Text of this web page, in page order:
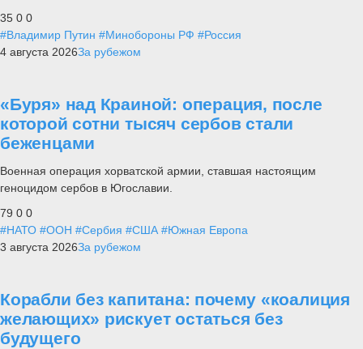
35 0 0
#Владимир Путин #Минобороны РФ #Россия
4 августа 2026За рубежом
«Буря» над Краиной: операция, после
которой сотни тысяч сербов стали
беженцами
Военная операция хорватской армии, ставшая настоящим
геноцидом сербов в Югославии.
79 0 0
#НАТО #ООН #Сербия #США #Южная Европа
3 августа 2026За рубежом
Корабли без капитана: почему «коалиция
желающих» рискует остаться без
будущего